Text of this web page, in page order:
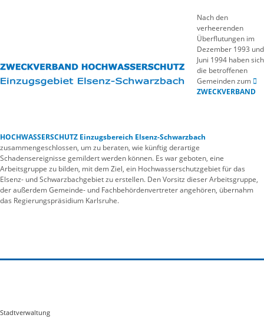
Nach den
verheerenden
Überflutungen im
Dezember 1993 und
Juni 1994 haben sich
die betroffenen
Gemeinden zum
ZWECKVERBAND
HOCHWASSERSCHUTZ Einzugsbereich Elsenz-Schwarzbach
zusammengeschlossen, um zu beraten, wie künftig derartige
Schadensereignisse gemildert werden können. Es war geboten, eine
Arbeitsgruppe zu bilden, mit dem Ziel, ein Hochwasserschutzgebiet für das
Elsenz- und Schwarzbachgebiet zu erstellen. Den Vorsitz dieser Arbeitsgruppe,
der außerdem Gemeinde- und Fachbehördenvertreter angehören, übernahm
das Regierungspräsidium Karlsruhe.
Stadtverwaltung